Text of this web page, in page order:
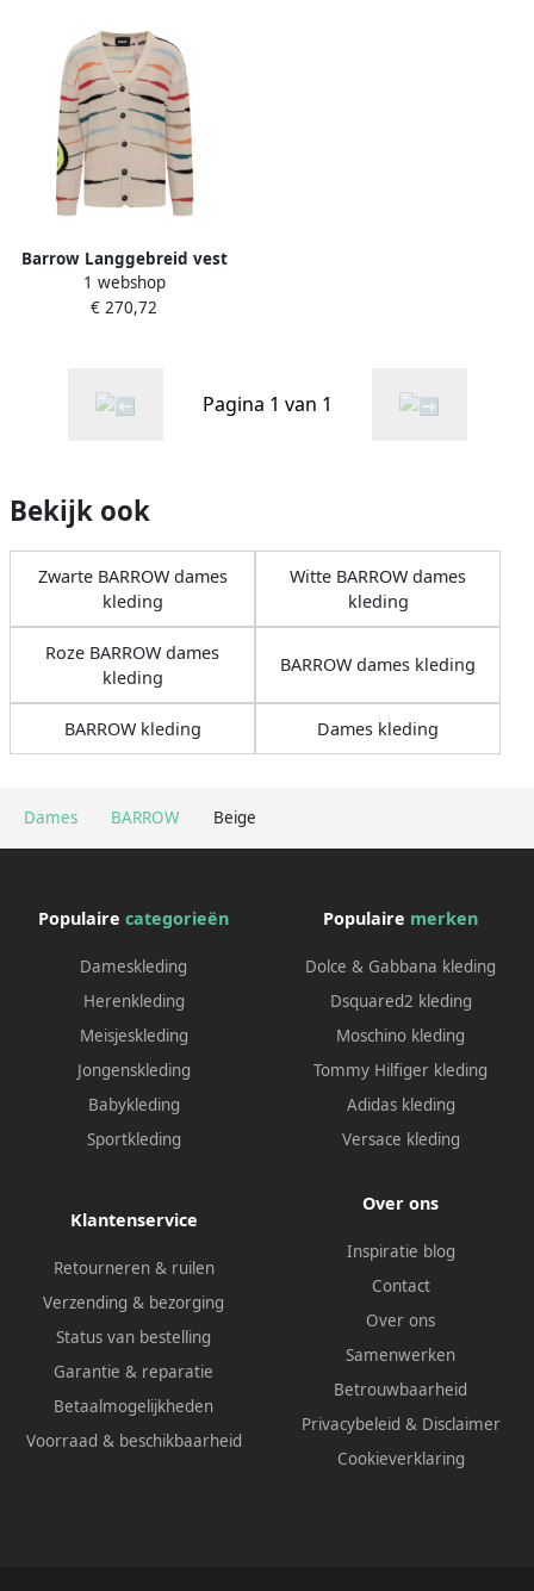
Dames BARROW Beige
Barrow Langgebreid vest
Beige Dames
1 webshop
€ 270,72
Pagina 1 van 1
Bekijk ook
Zwarte BARROW dames
kleding
Witte BARROW dames
kleding
Roze BARROW dames
kleding
BARROW dames kleding
BARROW kleding Dames kleding
Populaire categorieën
Dameskleding
Herenkleding
Meisjeskleding
Jongenskleding
Babykleding
Sportkleding
Populaire merken
Dolce & Gabbana kleding
Dsquared2 kleding
Moschino kleding
Tommy Hilfiger kleding
Adidas kleding
Versace kleding
Klantenservice
Retourneren & ruilen
Verzending & bezorging
Status van bestelling
Garantie & reparatie
Betaalmogelijkheden
Voorraad & beschikbaarheid
Over ons
Inspiratie blog
Contact
Over ons
Samenwerken
Betrouwbaarheid
Privacybeleid & Disclaimer
Cookieverklaring